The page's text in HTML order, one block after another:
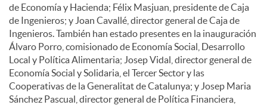
de Economía y Hacienda; Félix Masjuan, presidente de Caja
de Ingenieros; y Joan Cavallé, director general de Caja de
Ingenieros. También han estado presentes en la inauguración
Álvaro Porro, comisionado de Economía Social, Desarrollo
Local y Política Alimentaria; Josep Vidal, director general de
Economía Social y Solidaria, el Tercer Sector y las
Cooperativas de la Generalitat de Catalunya; y Josep Maria
Sánchez Pascual, director general de Política Financiera,